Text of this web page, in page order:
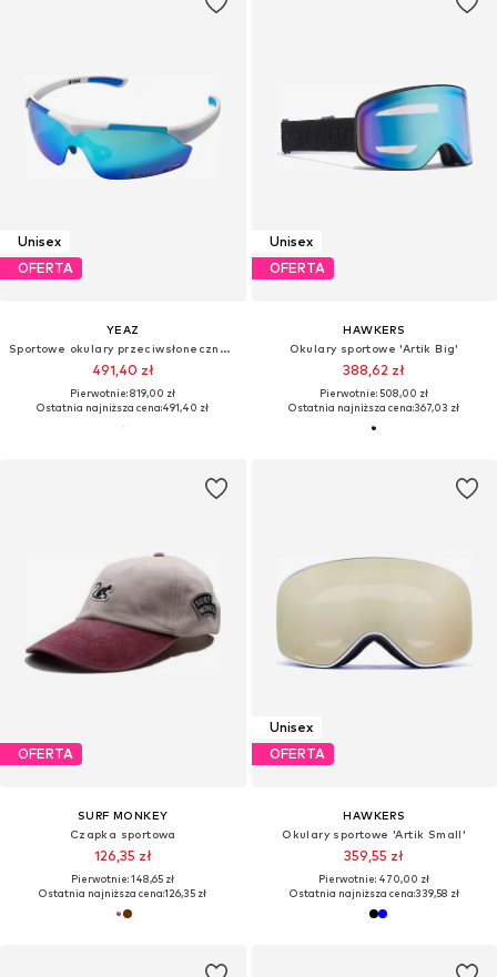
Unisex
OFERTA
YEAZ
Sportowe okulary przeciwsłoneczne 'Sunup'
491,40 zł
Pierwotnie: 819,00 zł
Ostatnia najniższa cena:491,40 zł
Unisex
OFERTA
HAWKERS
Okulary sportowe 'Artik Big'
388,62 zł
Pierwotnie: 508,00 zł
Ostatnia najniższa cena:367,03 zł
OFERTA
SURF MONKEY
Czapka sportowa
126,35 zł
Pierwotnie: 148,65 zł
Ostatnia najniższa cena:126,35 zł
Unisex
OFERTA
HAWKERS
Okulary sportowe 'Artik Small'
359,55 zł
Pierwotnie: 470,00 zł
Ostatnia najniższa cena:339,58 zł